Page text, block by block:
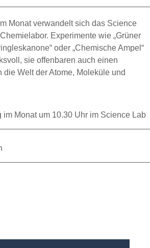
Monat verwandelt sich das Science
Experimente wie „Grüner
oder „Chemische Ampel“
sie offenbaren auch einen
die Welt der Atome, Moleküle und
im Monat um 10.30 Uhr im Science Lab